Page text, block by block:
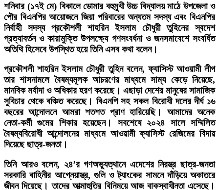
শনিবার (১৭ই মে) বিকালে ডোমার বহুমুখী উচ্চ বিদ্যালয় মাঠে উপজেলা ও
পৌর বিএনপির আয়োজনে জিয়া পরিবারের অন্যতম সদস্য এবং বিএনপির
নির্বাহী সদস্য প্রকৌশলী শাহরিন ইসলাম চৌধুরী তুহিনের স্বদেশ
প্রত্যাবর্তন ও কারামুক্তি উপলক্ষ্যে গণসংবর্ধনা ও জনসমাবেশে সংবর্ধিত
অতিথি হিসেবে উপস্থিত হয়ে তিনি এসব কথা বলেন।
প্রকৌশলী শাহরিন ইসলাম চৌধুরী তুহিন বলেন, ফ্যাসিস্ট আওয়ামী লীগ
তার শাসনামলে বৈষম্যমূলক আচরণের মাধ্যমে সাম্য কেড়ে নিয়েছে,
মানবিক মর্যাদা ও অধিকার হরণ করেছে। এছাড়া দেশের মানুষের সামাজিক
সুবিচার থেকে বঞ্চিত করেছে। বিএনপি সহ সকল বিরোধী দলের দীর্ঘ ১৬
বছরের আন্দোলনে আমরা শতশত প্রাণ হারিয়েছি। আমাদের অনেক
নেতা-কর্মী গুমের শিকার হয়েছেন। সবশেষে ২০২৪ সালে সম্মিলিত
বৈষম্যবিরোধী আন্দোলনের মাধ্যমে আওয়ামী ফ্যাসিস্ট রেজিমের বিদায়
দিয়েছে ছাত্র-জনতা।
তিনি আরও বলেন, ২৪’র গণঅভ্যুত্থানে এদেশের নিরস্ত্র ছাত্র-জনতা
সরকারি বাহিনীর আগ্নেয়াস্ত্র, গুলি ও ট্যাংকের সামনে দাঁড়িয়ে অকাতরে
জীবন দিয়েছে। তাদের আত্মাহুতির বিনিময়ে আজ বাকস্বাধীনতা এসেছে।